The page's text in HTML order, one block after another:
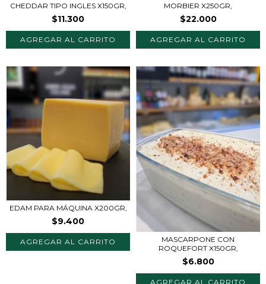
CHEDDAR TIPO INGLES X150GR,
$11.300
MORBIER X250GR,
$22.000
EDAM PARA MÁQUINA X200GR,
$9.400
MASCARPONE CON
ROQUEFORT X150GR,
$6.800